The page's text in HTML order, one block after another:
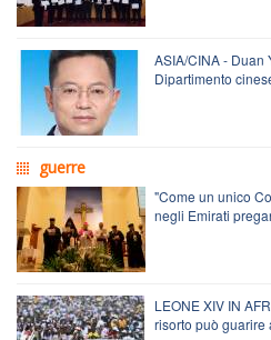
ASIA/CINA - Duan
Dipartimento
guerre
"Come un unico
negli Emirati
LEONE XIV IN
risorto può guarire